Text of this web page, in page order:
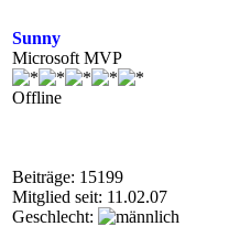
Sunny
Microsoft MVP
Offline
Beiträge: 15199
Mitglied seit: 11.02.07
Geschlecht: